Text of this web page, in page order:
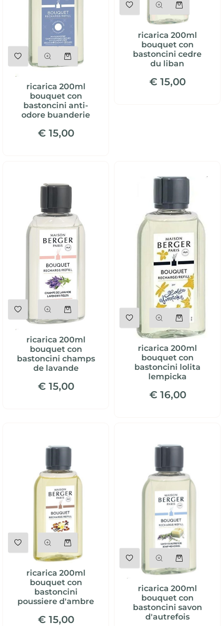
ricarica 200ml
bouquet con
bastoncini anti-
odore buanderie
€ 15,00
ricarica 200ml
bouquet con
bastoncini cedre
du liban
€ 15,00
ricarica 200ml
bouquet con
bastoncini champs
de lavande
€ 15,00
ricarica 200ml
bouquet con
bastoncini lolita
lempicka
€ 16,00
ricarica 200ml
bouquet con
bastoncini
poussiere d'ambre
€ 15,00
ricarica 200ml
bouquet con
bastoncini savon
d'autrefois